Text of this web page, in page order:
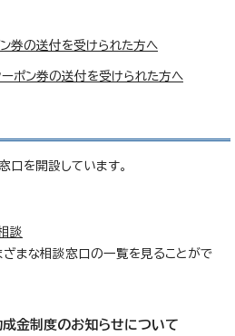
券の送付を受けられた方へ
ポン券の送付を受けられた方へ
を開設しています。
談
ざまな相談窓口の一覧を見ることがで
金制度のお知らせについて